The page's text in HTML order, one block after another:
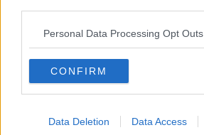
Personal Data Processing Opt Outs
CONFIRM
Data Deletion Data Access
Erodoto e Tucidide
Il padre della storia
Pensieri brevi
L'evoluzione della specie
Il servizio
Riflessioni
L'Oscuro
Cristobal